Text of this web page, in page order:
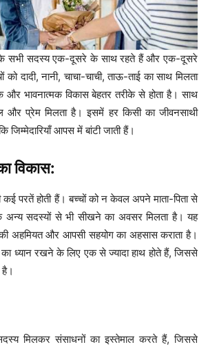
के सभी सदस्य एक-दूसरे के साथ रहते हैं और एक-दूसरे
दादी, नानी, चाचा-चाची, ताऊ-ताई का साथ मिलता
भावनात्मक विकास बेहतर तरीके से होता है। साथ
और प्रेम मिलता है। इसमें हर किसी का जीवनसाथी
जिम्मेदारियाँ आपस में बांटी जाती हैं।
विकास:
कई परतें होती हैं। बच्चों को न केवल अपने माता-पिता से
के अन्य सदस्यों से भी सीखने का अवसर मिलता है। यह
की अहमियत और आपसी सहयोग का अहसास कराता है।
ध्यान रखने के लिए एक से ज्यादा हाथ होते हैं, जिससे
है।
मिलकर संसाधनों का इस्तेमाल करते हैं, जिससे